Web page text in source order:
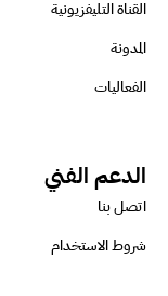
القناة التليفزيونية
المدونة
الفعاليات
الدعم الفني
اتصل بنا
شروط الاستخدام